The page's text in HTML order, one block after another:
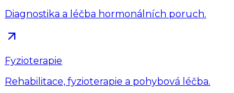
Diagnostika a léčba hormonálních poruch.
Fyzioterapie
Rehabilitace, fyzioterapie a pohybová léčba.